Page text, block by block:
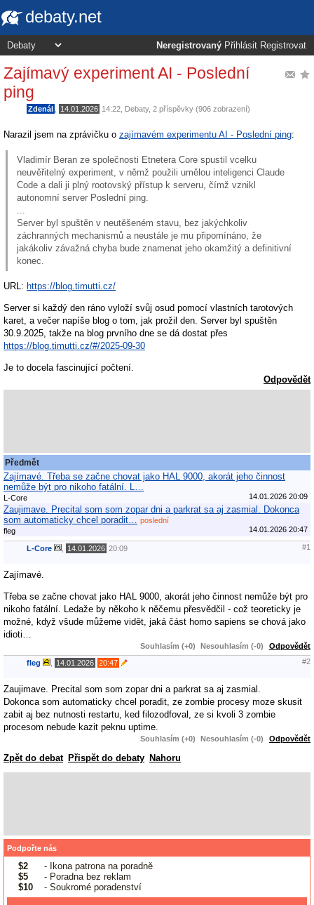
debaty.net
Neregistrovaný Přihlásit Registrovat
Zajímavý experiment AI - Poslední
ping
Zdenál 14.01.2026 14:22 Debaty, 2 příspěvky (906 zobrazení)
Narazil jsem na zprávičku o zajímavém experimentu AI - Poslední ping:
Vladimír Beran ze společnosti Etnetera Core spustil vcelku
neuvěřitelný experiment, v němž použili umělou inteligenci Claude
Code a dali ji plný rootovský přístup k serveru, čímž vznikl
autonomní server Poslední ping.
...
Server byl spuštěn v neutěšeném stavu, bez jakýchkoliv
záchranných mechanismů a neustále je mu připomínáno, že
jakákoliv závažná chyba bude znamenat jeho okamžitý a definitivní
konec.
URL: https://blog.timutti.cz/
Server si každý den ráno vyloží svůj osud pomocí vlastních tarotových
karet, a večer napíše blog o tom, jak prožil den. Server byl spuštěn
30.9.2025, takže na blog prvního dne se dá dostat přes
https://blog.timutti.cz/#/2025-09-30
Je to docela fascinující počtení.
Odpovědět
Předmět
Zajímavé. Třeba se začne chovat jako HAL 9000, akorát jeho činnost
nemůže být pro nikoho fatální. L…
L-Core 14.01.2026 20:09
Zaujimave. Precital som som zopar dni a parkrat sa aj zasmial. Dokonca
som automaticky chcel poradit…
poslední
fleg
14.01.2026 20:47
L-Core 14.01.2026 20:09 #1
Zajímavé.
Třeba se začne chovat jako HAL 9000, akorát jeho činnost nemůže být pro
nikoho fatální. Ledaže by někoho k něčemu přesvědčil - což teoreticky je
možné, když všude můžeme vidět, jaká část homo sapiens se chová jako
idioti…
Souhlasím (+0) Nesouhlasím (-0) Odpovědět
fleg 14.01.2026 20:47 #2
Zaujimave. Precital som som zopar dni a parkrat sa aj zasmial.
Dokonca som automaticky chcel poradit, ze zombie procesy moze skusit
zabit aj bez nutnosti restartu, ked filozodfoval, ze si kvoli 3 zombie
procesom nebude kazit peknu uptime.
Souhlasím (+0) Nesouhlasím (-0) Odpovědět
Zpět do debat Přispět do debaty Nahoru
Podpořte nás
$2
- Ikona patrona na poradně
$5
- Poradna bez reklam
$10
- Soukromé poradenství